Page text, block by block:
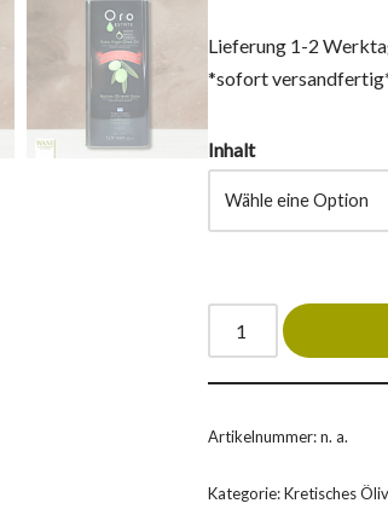
Lieferung 1-2
*sofort
Inhalt
Artikelnummer:n. a.
Kategorie:Kretisches